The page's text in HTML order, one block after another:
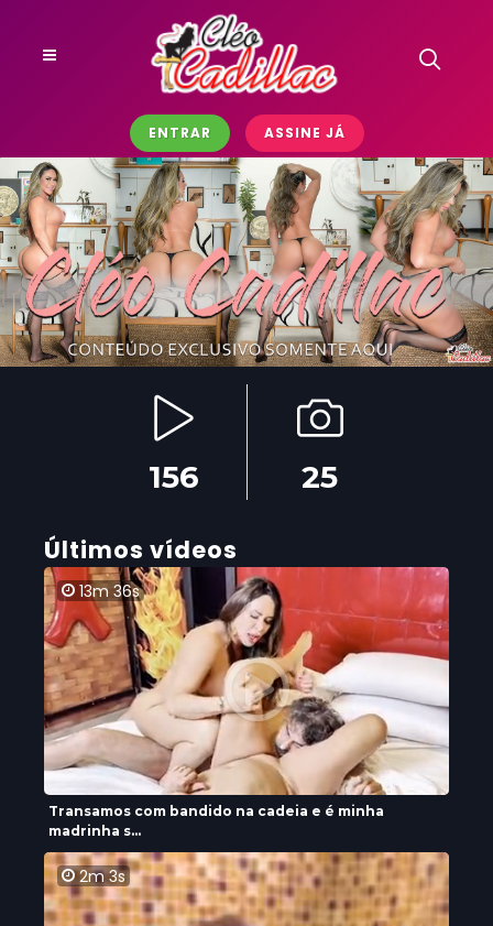
ENTRAR ASSINE JÁ
156 25
Últimos vídeos
13m 36s
Transamos com bandido na cadeia e é minha
madrinha s...
2m 3s